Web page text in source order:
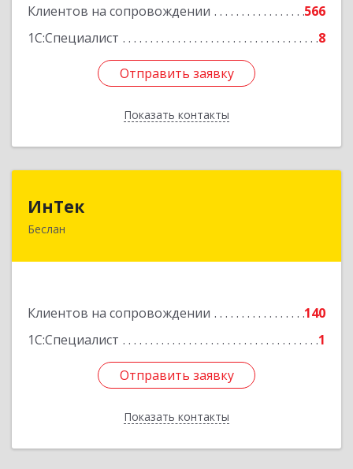
Клиентов на сопровождении
566
1С:Специалист
8
Отправить заявку
Показать контакты
Отправить заявку
Назад
ИнТек
Беслан
Клиентов на сопровождении
140
1С:Специалист
1
Отправить заявку
Показать контакты
Подробнее
Отправить заявку
Назад